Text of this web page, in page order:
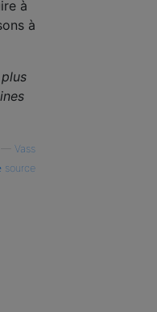
à
à
Vass
source